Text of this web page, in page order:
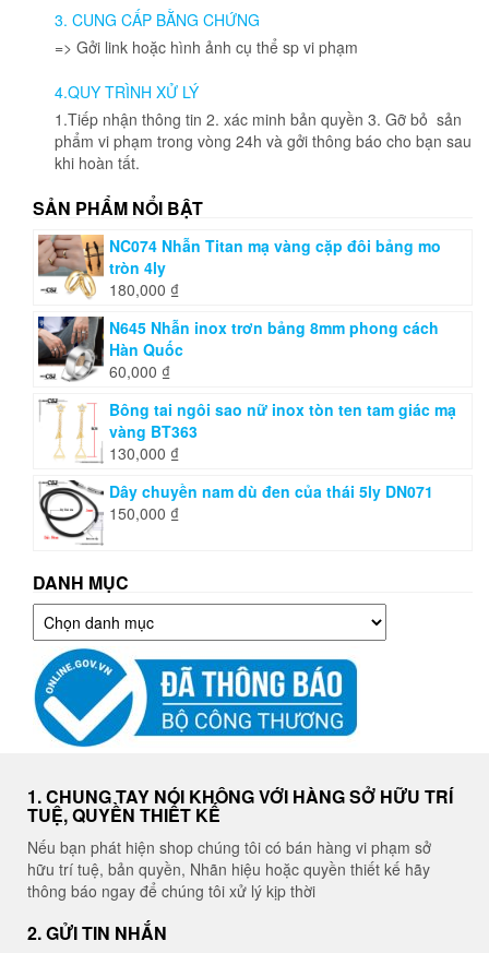
3. CUNG CẤP BẰNG CHỨNG
=> Gởi link hoặc hình ảnh cụ thể sp vi phạm
4.QUY TRÌNH XỬ LÝ
1.Tiếp nhận thông tin 2. xác minh bản quyền 3. Gỡ bỏ sản
phẩm vi phạm trong vòng 24h và gởi thông báo cho bạn sau
khi hoàn tất.
SẢN PHẨM NỔI BẬT
NC074 Nhẫn Titan mạ vàng cặp đôi bảng mo
tròn 4ly
180,000 ₫
N645 Nhẫn inox trơn bảng 8mm phong cách
Hàn Quốc
60,000 ₫
Bông tai ngôi sao nữ inox tòn ten tam giác mạ
vàng BT363
130,000 ₫
Dây chuyền nam dù đen của thái 5ly DN071
150,000 ₫
DANH MỤC
Danh
mục
1. CHUNG TAY NÓI KHÔNG VỚI HÀNG SỞ HỮU TRÍ
TUỆ, QUYỀN THIẾT KẾ
Nếu bạn phát hiện shop chúng tôi có bán hàng vi phạm sở
hữu trí tuệ, bản quyền, Nhãn hiệu hoặc quyền thiết kế hãy
thông báo ngay để chúng tôi xử lý kịp thời
2. GỬI TIN NHẮN